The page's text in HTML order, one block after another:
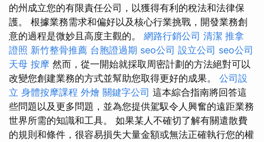
的州成立您的有限責任公司，以獲得有利的稅法和法律保
護。 根據業務需求和偏好以及核心行業挑戰，開發業務創
意的過程是微妙且高度主觀的。 網路行銷公司 清潔 推拿
證照 新竹整骨推薦 台胞證過期 seo公司 設立公司 seo公司
天母 按摩 然而，從一開始就採取周密計劃的方法絕對可以
改變您創建業務的方式並幫助您取得更好的成果。 公司設
立 身體按摩課程 外燴 關鍵字公司 這本綜合指南將回答這
些問題以及更多問題，並為您提供駕馭令人興奮的遠距業務
世界所需的知識和工具。 如果某人不確切了解有關遣散費
的規則和條件，很容易損失大量金額或無法正確執行您的權